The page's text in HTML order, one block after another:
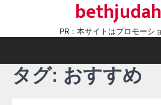
content
PR：本サイトはプロモーシ
タグ: おすすめ